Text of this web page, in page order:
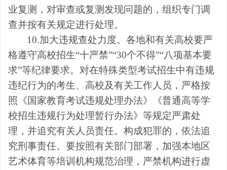
业复测，对审查或复测发现问题的，组织专门调
查并按有关规定进行处理。
10.加大违规查处力度。各地和有关高校要严
格遵守高校招生“十严禁”“30个不得”“八项基本要
求”等纪律要求。对在特殊类型考试招生中有违规
违纪行为的考生、高校及有关工作人员，严格按
照《国家教育考试违规处理办法》《普通高等学
校招生违规行为处理暂行办法》等规定严肃处
理，并追究有关人员责任。构成犯罪的，依法追
究刑事责任。要按照有关部门部署，加强本地区
艺术体育等培训机构规范治理，严禁机构进行虚